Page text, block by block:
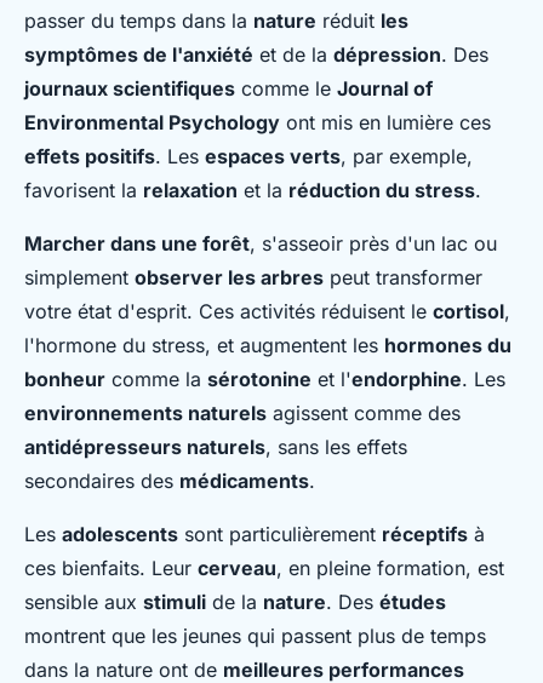
passer du temps dans la nature réduit les
symptômes de l'anxiété et de la dépression. Des
journaux scientifiques comme le Journal of
Environmental Psychology ont mis en lumière ces
effets positifs. Les espaces verts, par exemple,
favorisent la relaxation et la réduction du stress.
Marcher dans une forêt, s'asseoir près d'un lac ou
simplement observer les arbres peut transformer
votre état d'esprit. Ces activités réduisent le cortisol,
l'hormone du stress, et augmentent les hormones du
bonheur comme la sérotonine et l'endorphine. Les
environnements naturels agissent comme des
antidépresseurs naturels, sans les effets
secondaires des médicaments.
Les adolescents sont particulièrement réceptifs à
ces bienfaits. Leur cerveau, en pleine formation, est
sensible aux stimuli de la nature. Des études
montrent que les jeunes qui passent plus de temps
dans la nature ont de meilleures performances